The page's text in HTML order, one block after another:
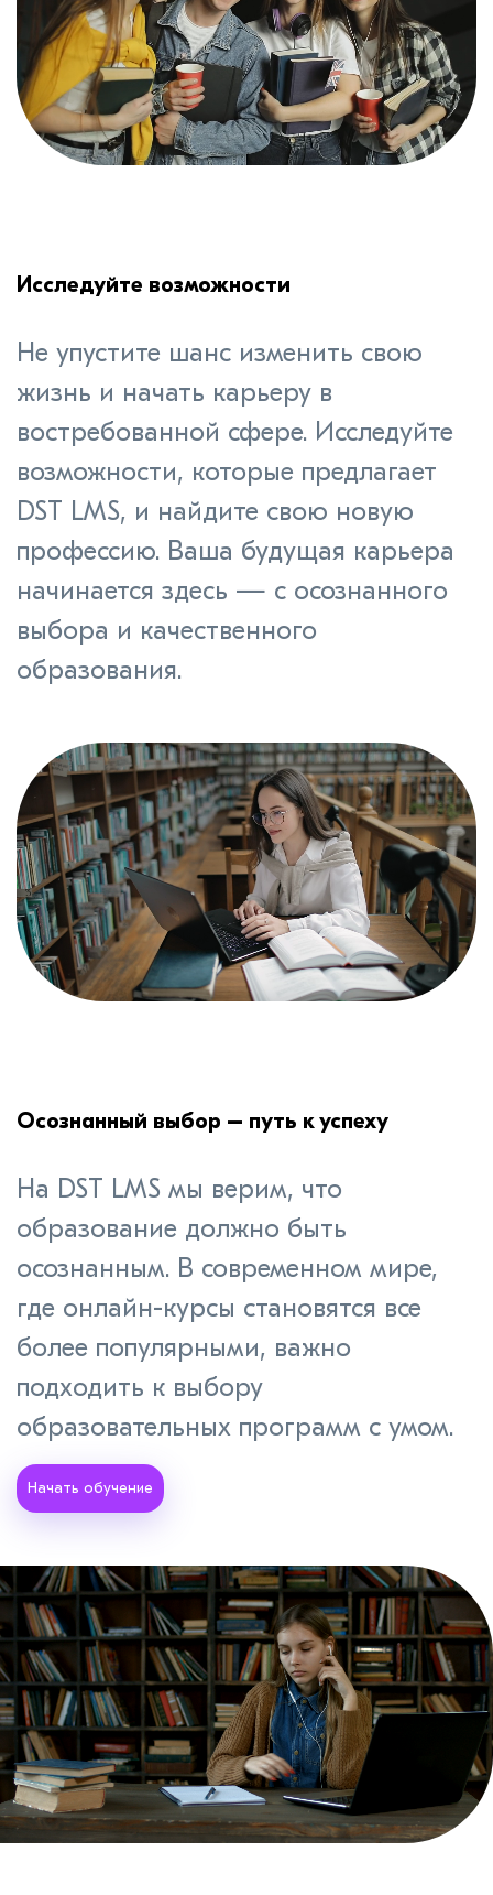
Исследуйте возможности
Не упустите шанс изменить свою
жизнь и начать карьеру в
востребованной сфере. Исследуйте
возможности, которые предлагает
DST LMS, и найдите свою новую
профессию. Ваша будущая карьера
начинается здесь — с осознанного
выбора и качественного
образования.
Осознанный выбор – путь к успеху
На DST LMS мы верим, что
образование должно быть
осознанным. В современном мире,
где онлайн-курсы становятся все
более популярными, важно
подходить к выбору
образовательных программ с умом.
Начать обучение